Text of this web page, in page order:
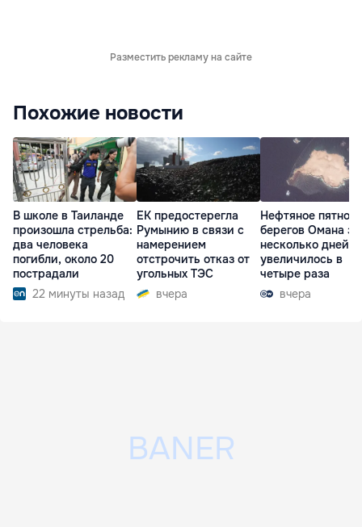
Разместить рекламу на сайте
Похожие новости
В школе в Таиланде
произошла стрельба:
два человека
погибли, около 20
пострадали
22 минуты назад
ЕК предостерегла
Румынию в связи с
намерением
отстрочить отказ от
угольных ТЭС
вчера
Нефтяное пятно у
берегов Омана за
несколько дней
увеличилось в
четыре раза
вчера